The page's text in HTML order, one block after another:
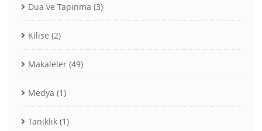
Dua ve Tapınma (3)
Kilise (2)
Makaleler (49)
Medya (1)
Tanıklık (1)